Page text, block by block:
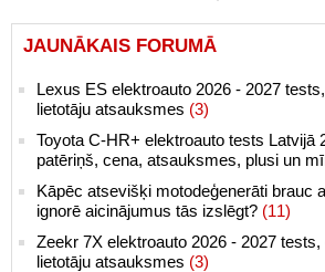
JAUNĀKAIS FORUMĀ
Lexus ES elektroauto 2026 - 2027
lietotāju atsauksmes (3)
Toyota C-HR+ elektroauto tests Latvijā
patēriņš, cena, atsauksmes, plusi un
Kāpēc atsevišķi motodeģenerāti brauc
ignorē aicinājumus tās izslēgt? (11)
Zeekr 7X elektroauto 2026 - 2027
lietotāju atsauksmes (3)